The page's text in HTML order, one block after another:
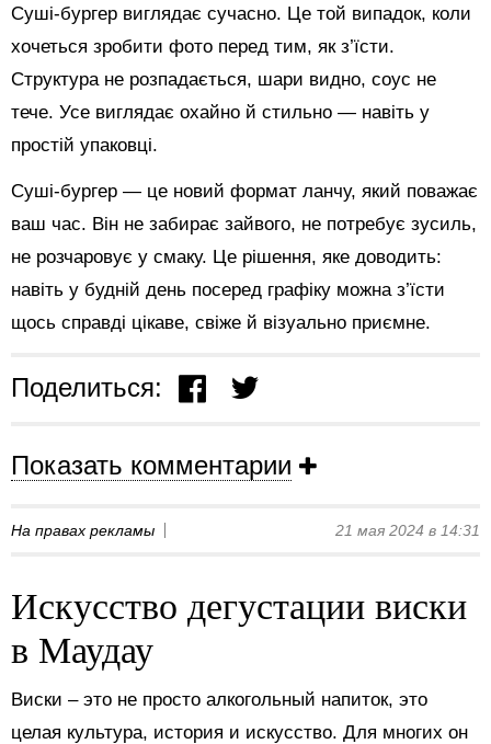
Суші-бургер виглядає сучасно. Це той випадок, коли
хочеться зробити фото перед тим, як з’їсти.
Структура не розпадається, шари видно, соус не
тече. Усе виглядає охайно й стильно — навіть у
простій упаковці.
Суші-бургер — це новий формат ланчу, який поважає
ваш час. Він не забирає зайвого, не потребує зусиль,
не розчаровує у смаку. Це рішення, яке доводить:
навіть у будній день посеред графіку можна з’їсти
щось справді цікаве, свіже й візуально приємне.
Поделиться:
Показать комментарии
На правах рекламы 21 мая 2024 в 14:31
Искусство дегустации виски
в Маудау
Виски – это не просто алкогольный напиток, это
целая культура, история и искусство. Для многих он